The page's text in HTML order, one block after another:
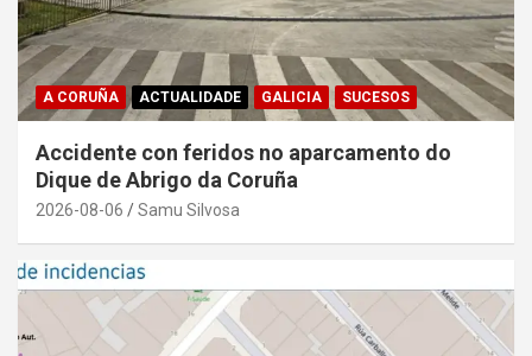
A CORUÑA ACTUALIDADE GALICIA SUCESOS
Accidente con feridos no aparcamento do
Dique de Abrigo da Coruña
2026-08-06 Samu Silvosa